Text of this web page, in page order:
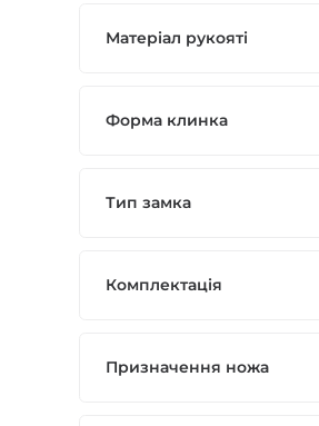
Матеріал рукояті
Форма клинка
Тип замка
Комплектація
Призначення ножа